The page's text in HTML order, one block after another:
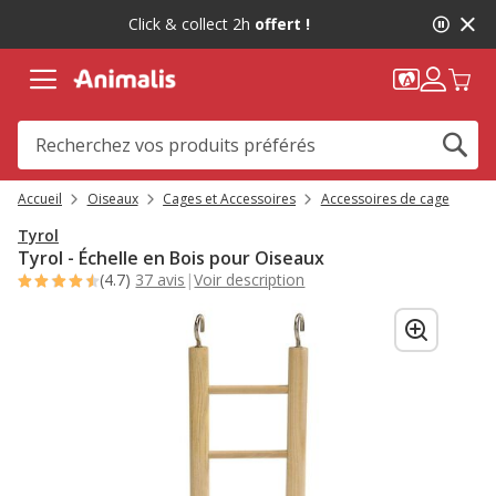
message,
Click & collect 2h offert !
Accueil Oiseaux Cages et Accessoires Accessoires de cage
Tyrol
Tyrol - Échelle en Bois pour Oiseaux
(4.7) 37 avis |Voir description